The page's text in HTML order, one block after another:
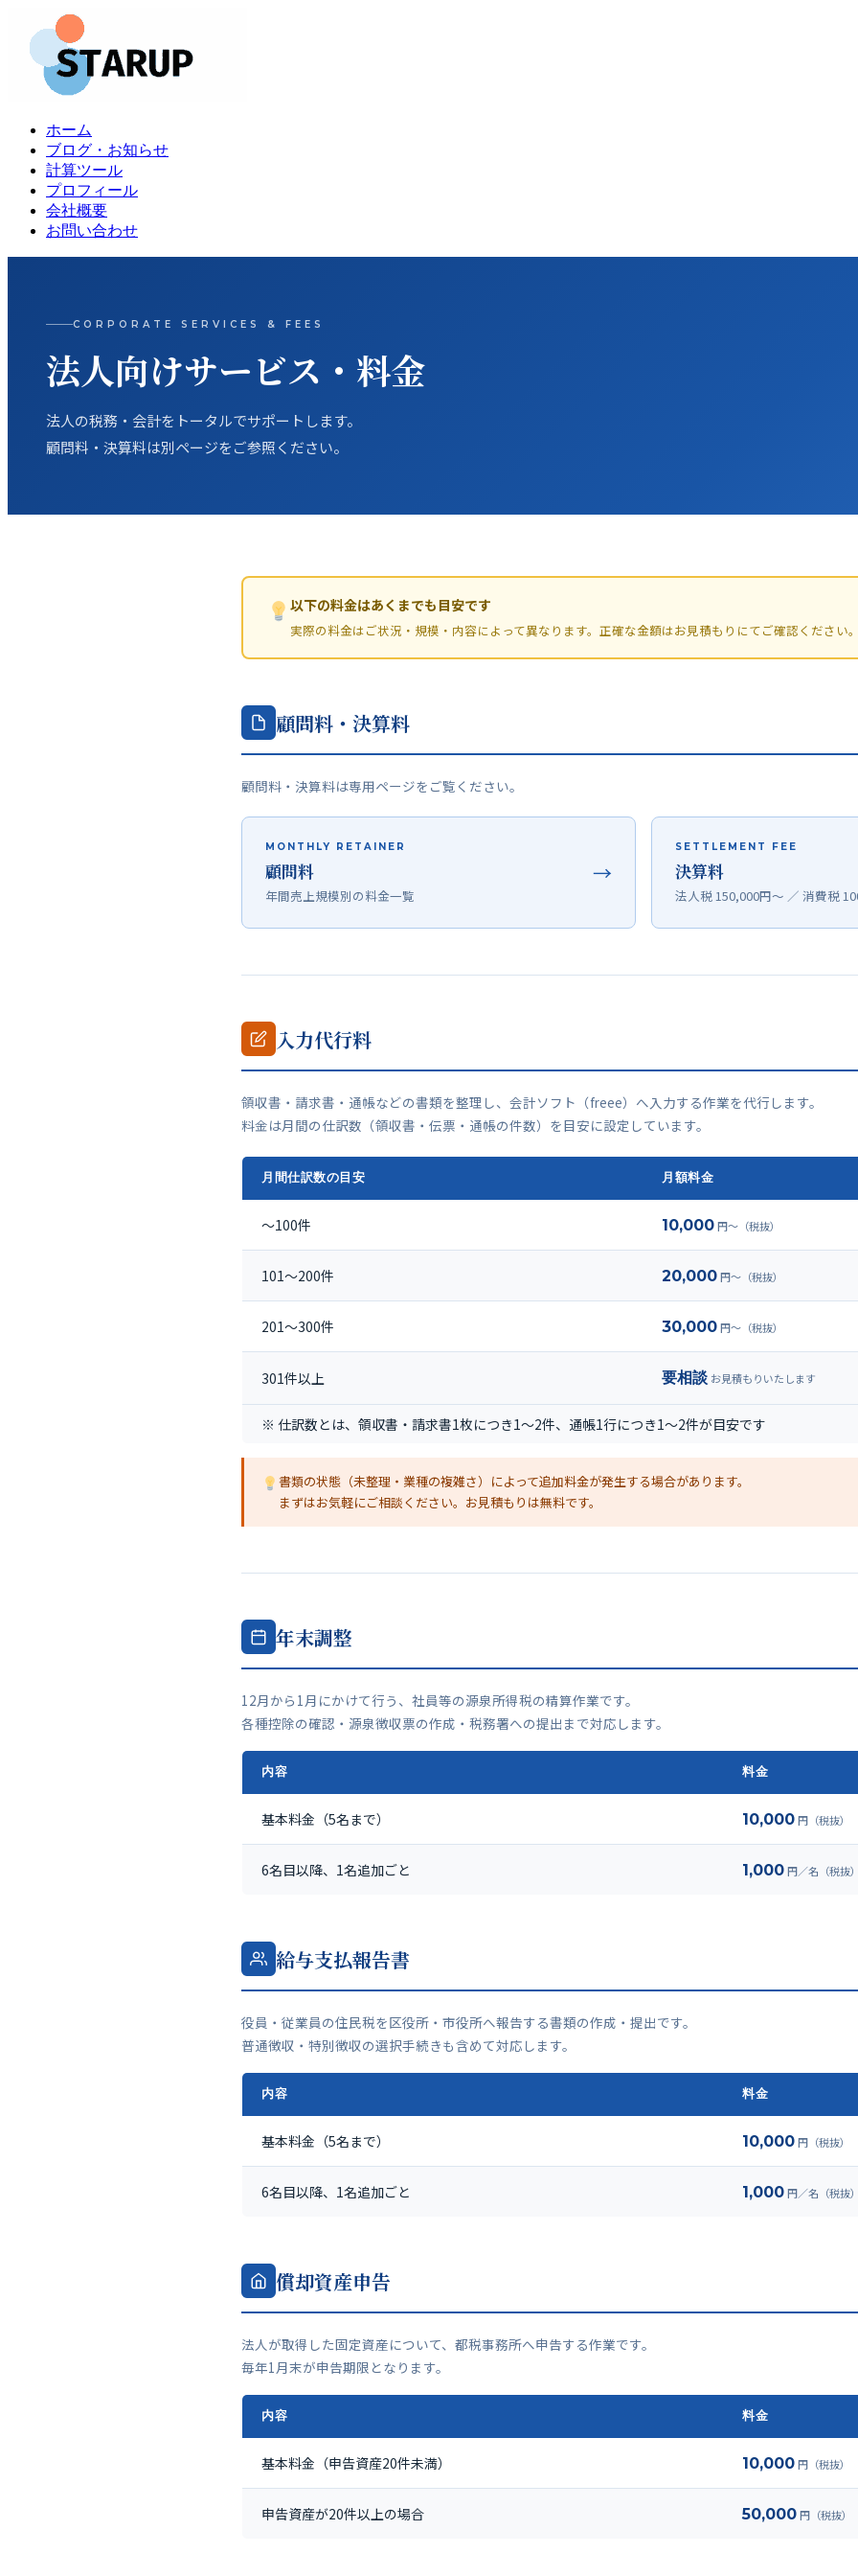
ホーム
ブログ・お知らせ
計算ツール
プロフィール
会社概要
お問い合わせ
CORPORATE SERVICES & FEES
法人向けサービス・料金
法人の税務・会計をトータルでサポートします。
顧問料・決算料は別ページをご参照ください。
以下の料金はあくまでも目安です
実際の料金はご状況・規模・内容によって異なります。正確な金額はお見積もりにてご確認ください
顧問料・決算料
顧問料・決算料は専用ページをご覧ください。
MONTHLY RETAINER
顧問料
年間売上規模別の料金一覧
→
SETTLEMENT FEE
決算料
法人税 150,000円〜 ／ 消費税
入力代行料
領収書・請求書・通帳などの書類を整理し、会計ソフト（freee）へ入力する作業を代行します。
料金は月間の仕訳数（領収書・伝票・通帳の件数）を目安に設定しています。
月間仕訳数の目安 月額料金
〜100件 10,000円〜（税抜）
101〜200件 20,000円〜（税抜）
201〜300件 30,000円〜（税抜）
301件以上 要相談 お見積もりいたします
※ 仕訳数とは、領収書・請求書1枚につき1〜2件、通帳1行につき1〜2件が目安です
書類の状態（未整理・業種の複雑さ）によって追加料金が発生する場合があります。
まずはお気軽にご相談ください。お見積もりは無料です。
年末調整
12月から1月にかけて行う、社員等の源泉所得税の精算作業です。
各種控除の確認・源泉徴収票の作成・税務署への提出まで対応します。
内容 料金
基本料金（5名まで） 10,000円（税抜）
6名目以降、1名追加ごと 1,000円／名（税抜
給与支払報告書
役員・従業員の住民税を区役所・市役所へ報告する書類の作成・提出です。
普通徴収・特別徴収の選択手続きも含めて対応します。
内容 料金
基本料金（5名まで） 10,000円（税抜）
6名目以降、1名追加ごと 1,000円／名（税抜
償却資産申告
法人が取得した固定資産について、都税事務所へ申告する作業です。
毎年1月末が申告期限となります。
内容 料金
基本料金（申告資産20件未満） 10,000円（税抜）
申告資産が20件以上の場合 50,000円（税抜）